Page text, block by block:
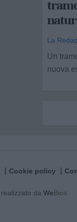
La
Un
nuova
Cookie policy
da WeBios